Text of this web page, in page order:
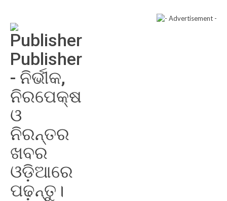
Publisher
- ନିର୍ଭୀକ,
ନିରପେକ୍ଷ
ଓ
ନିରନ୍ତର
ଖବର
ଓଡ଼ିଆରେ
ପଢ଼ନ୍ତୁ।